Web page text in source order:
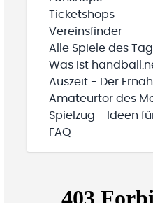
Ticketshops
Vereinsfinder
Alle Spiele des
Was ist
Auszeit - Der
Amateurtor des
Spielzug - Ideen
FAQ